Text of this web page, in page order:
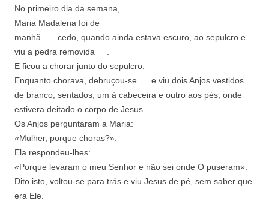
No primeiro dia da semana,
Maria Madalena foi de
manhã cedo, quando ainda estava escuro, ao sepulcro e
viu a pedra removida .
E ficou a chorar junto do sepulcro.
Enquanto chorava, debruçou-se e viu dois Anjos vestidos
de branco, sentados, um à cabeceira e outro aos pés, onde
estivera deitado o corpo de Jesus.
Os Anjos perguntaram a Maria:
«Mulher, porque choras?».
Ela respondeu-lhes:
«Porque levaram o meu Senhor e não sei onde O puseram».
Dito isto, voltou-se para trás e viu Jesus de pé, sem saber que
era Ele.